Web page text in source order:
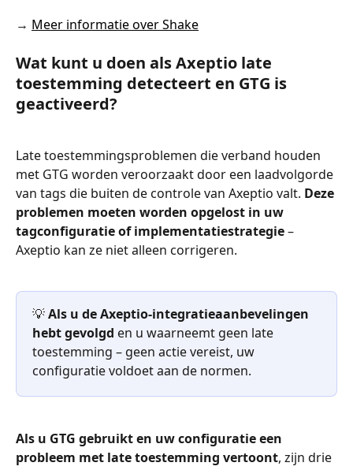
→ Meer informatie over Shake
Wat kunt u doen als Axeptio late
toestemming detecteert en GTG is
geactiveerd?
Late toestemmingsproblemen die verband houden
met GTG worden veroorzaakt door een laadvolgorde
van tags die buiten de controle van Axeptio valt. Deze
problemen moeten worden opgelost in uw
tagconfiguratie of implementatiestrategie –
Axeptio kan ze niet alleen corrigeren.
💡 Als u de Axeptio-integratieaanbevelingen
hebt gevolgd en u waarneemt geen late
toestemming – geen actie vereist, uw
configuratie voldoet aan de normen.
Als u GTG gebruikt en uw configuratie een
probleem met late toestemming vertoont, zijn drie